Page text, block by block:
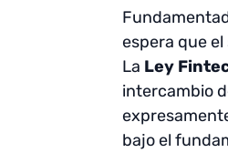
espera que
La Ley
intercambio
bajo el